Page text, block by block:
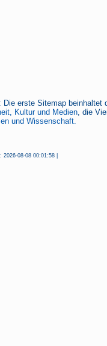
erste Sitemap beinhaltet
Kultur und Medien, die
und Wissenschaft.
08-08 00:01:58 |